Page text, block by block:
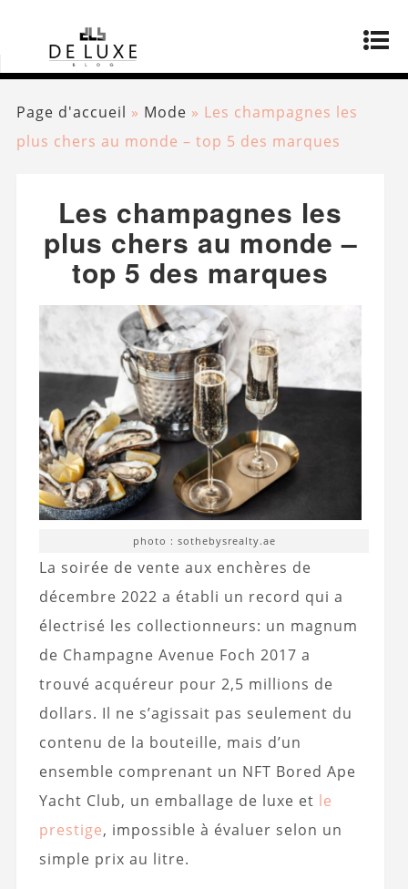
Page d'accueil » Mode » Les champagnes les
plus chers au monde – top 5 des marques
Les champagnes les
plus chers au monde –
top 5 des marques
photo : sothebysrealty.ae
La soirée de vente aux enchères de
décembre 2022 a établi un record qui a
électrisé les collectionneurs: un magnum
de Champagne Avenue Foch 2017 a
trouvé acquéreur pour 2,5 millions de
dollars. Il ne s’agissait pas seulement du
contenu de la bouteille, mais d’un
ensemble comprenant un NFT Bored Ape
Yacht Club, un emballage de luxe et le
prestige, impossible à évaluer selon un
simple prix au litre.